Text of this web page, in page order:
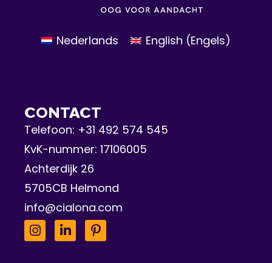
Nederlands English (Engels)
CONTACT
Telefoon: +31 492 574 545
KvK-nummer: 17106005
Achterdijk 26
5705CB Helmond
info@cialona.com